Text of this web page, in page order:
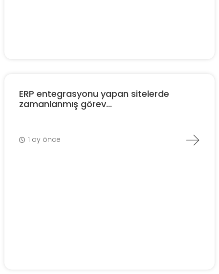
ERP entegrasyonu yapan sitelerde
zamanlanmış görev...
1 ay önce